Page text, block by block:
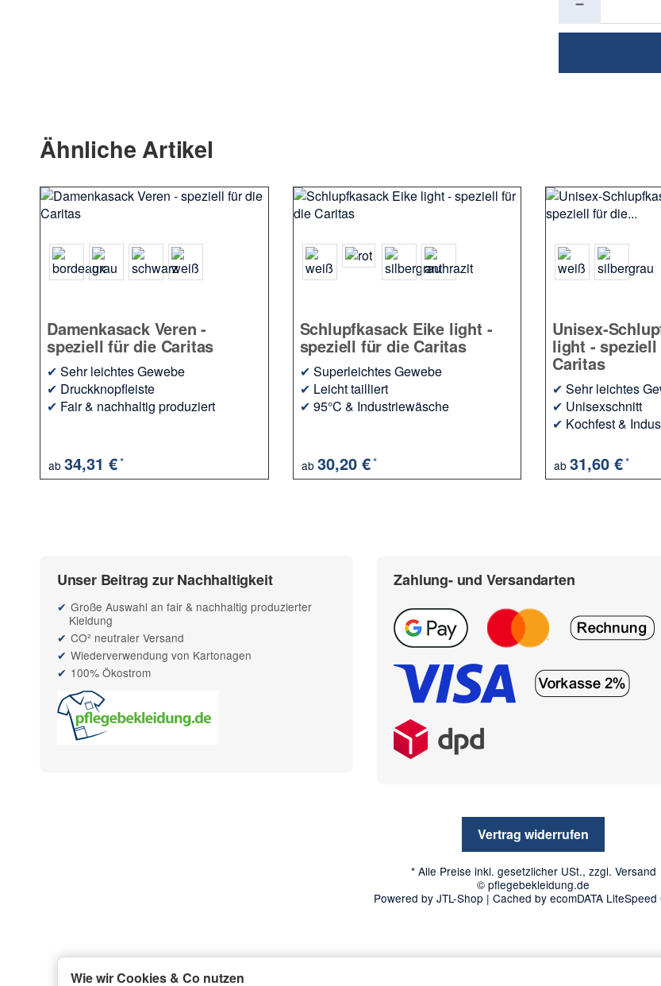
Ähnliche Artikel
Damenkasack Veren -
speziell für die Caritas
✔ Sehr leichtes Gewebe
✔ Druckknopfleiste
✔ Fair & nachhaltig produziert
ab 34,31 €*
Schlupfkasack Eike light -
speziell für die Caritas
✔ Superleichtes Gewebe
✔ Leicht tailliert
✔ 95°C & Industriewäsche
ab 30,20 €*
Unisex-
light -
Caritas
✔ Sehr leichtes
✔ Unisexschnitt
✔ Kochfest &
ab 31,60 €*
Unser Beitrag zur Nachhaltigkeit
Große Auswahl an fair & nachhaltig produzierter
Kleidung
CO² neutraler Versand
Wiederverwendung von Kartonagen
100% Ökostrom
Zahlung- und Versandarten
Vertrag widerrufen
* Alle Preise inkl. gesetzlicher USt., zzgl. Versand
© pflegebekleidung.de
Powered by JTL-Shop | Cached by ecomDATA LiteSpeed
Wie wir Cookies & Co nutzen